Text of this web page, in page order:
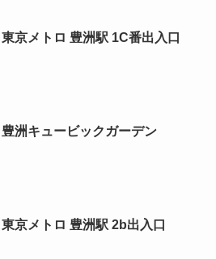
東京メトロ 豊洲駅 1C番出入口
豊洲キュービックガーデン
東京メトロ 豊洲駅 2b出入口